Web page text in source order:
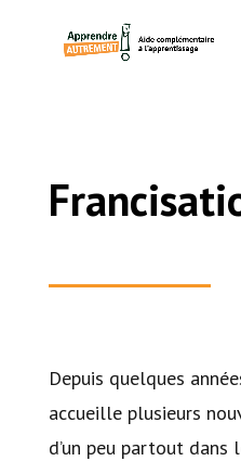
Depuis quelques
accueille plusieurs
d’un peu partout dans